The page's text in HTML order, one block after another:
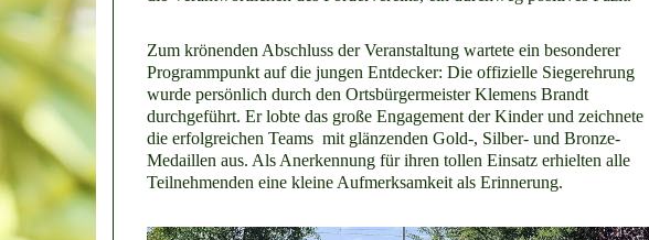
Zum krönenden Abschluss der Veranstaltung wartete ein besonderer
Programmpunkt auf die jungen Entdecker: Die offizielle Siegerehrung
wurde persönlich durch den Ortsbürgermeister Klemens Brandt
durchgeführt. Er lobte das große Engagement der Kinder und zeichnete
die erfolgreichen Teams mit glänzenden Gold-, Silber- und Bronze-
Medaillen aus. Als Anerkennung für ihren tollen Einsatz erhielten alle
Teilnehmenden eine kleine Aufmerksamkeit als Erinnerung.